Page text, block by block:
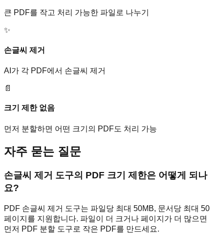
큰 PDF를 작고 처리 가능한 파일로 나누기
✨
손글씨 제거
AI가 각 PDF에서 손글씨 제거
📄
크기 제한 없음
먼저 분할하면 어떤 크기의 PDF도 처리 가능
자주 묻는 질문
손글씨 제거 도구의 PDF 크기 제한은 어떻게 되나
요?
PDF 손글씨 제거 도구는 파일당 최대 50MB, 문서당 최대 50
페이지를 지원합니다. 파일이 더 크거나 페이지가 더 많으면
먼저 PDF 분할 도구로 작은 PDF를 만드세요.